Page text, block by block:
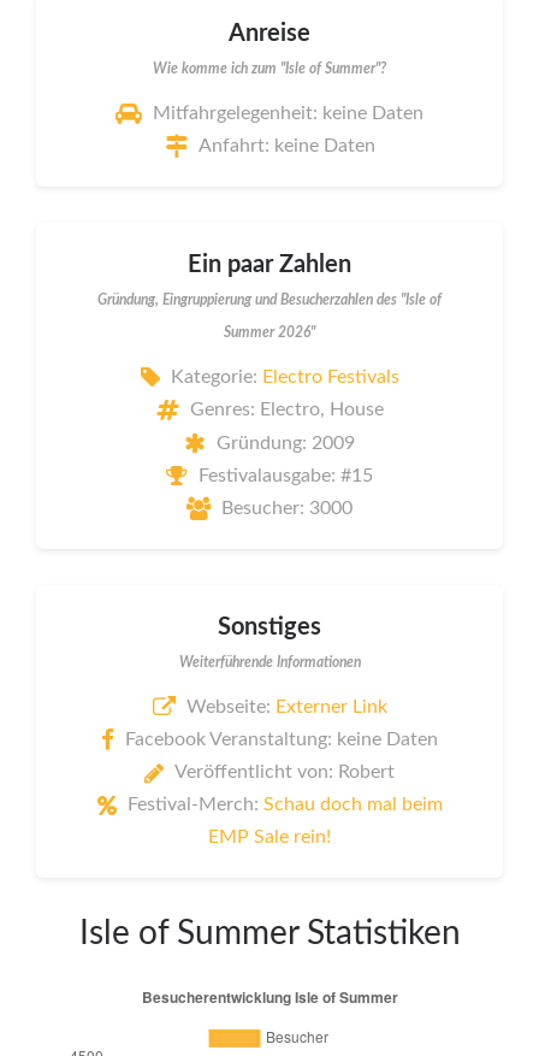
Anreise
Wie komme ich zum "Isle of Summer"?
Mitfahrgelegenheit: keine Daten
Anfahrt: keine Daten
Ein paar Zahlen
Gründung, Eingruppierung und Besucherzahlen des "Isle of
Summer 2026"
Kategorie: Electro Festivals
Genres: Electro, House
Gründung: 2009
Festivalausgabe: #15
Besucher: 3000
Sonstiges
Weiterführende Informationen
Webseite: Externer Link
Facebook Veranstaltung: keine Daten
Veröffentlicht von: Robert
Festival-Merch: Schau doch mal beim
EMP Sale rein!
Isle of Summer Statistiken